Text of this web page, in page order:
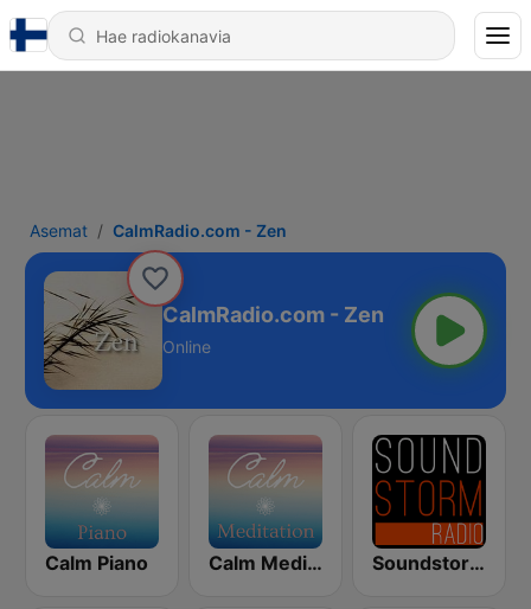
Asemat CalmRadio.com - Zen
CalmRadio.com - Zen
Online
Calm Piano Calm Meditation Soundstorm - Relax and Chillout